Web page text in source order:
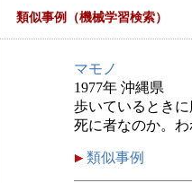
類似事例（機械学習検索）
マモノ
1977年 沖縄県
歩いているとき
死に者なのか。
類似事例